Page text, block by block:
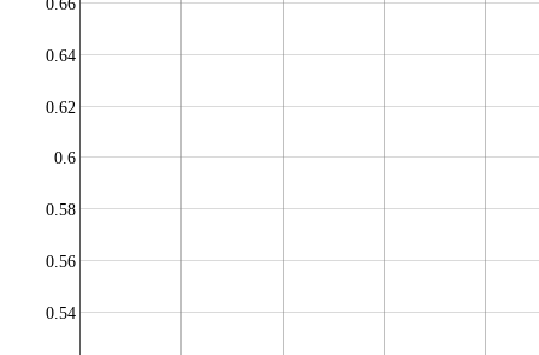
0.54
0.56
0.58
0.6
0.62
0.64
0.66